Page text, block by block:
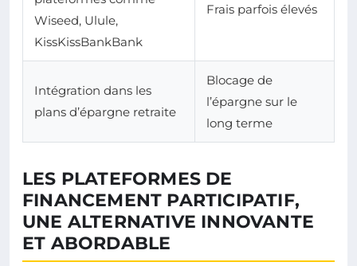
Wiseed, Ulule,
KissKissBankBank
Frais parfois élevés
Intégration dans les
plans d’épargne retraite
Blocage de
l’épargne sur le
long terme
LES PLATEFORMES DE
FINANCEMENT PARTICIPATIF,
UNE ALTERNATIVE INNOVANTE
ET ABORDABLE